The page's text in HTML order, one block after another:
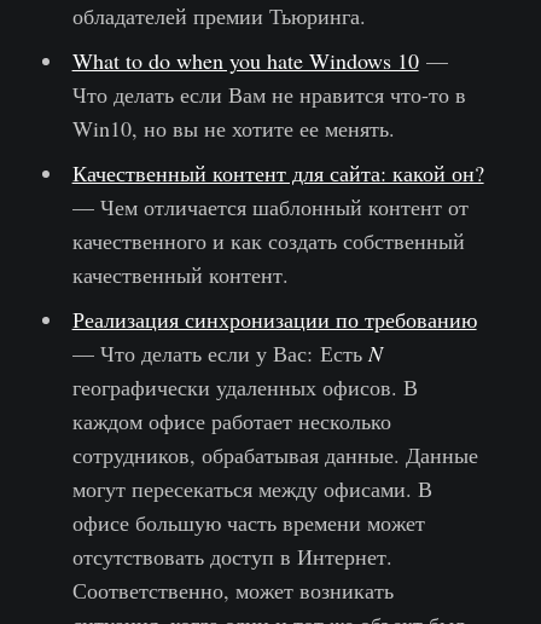
обладателей премии Тьюринга.
What to do when you hate Windows 10—
Что делать если Вам не нравится что-то в
Win10, но вы не хотите ее менять.
Качественный контент для сайта: какой он?
— Чем отличается шаблонный контент от
качественного и как создать собственный
качественный контент.
Реализация синхронизации по требованию
— Что делать если у Вас: ЕстьN
географически удаленных офисов. В
каждом офисе работает несколько
сотрудников, обрабатывая данные. Данные
могут пересекаться между офисами. В
офисе большую часть времени может
отсутствовать доступ в Интернет.
Соответственно, может возникать